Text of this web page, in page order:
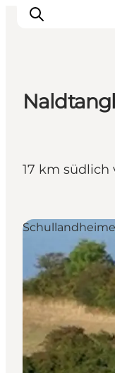
Events
Booking
17 km
Schullandheime